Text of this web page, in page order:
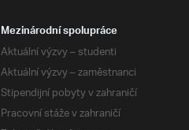
Mezinárodní spolupráce
Aktuální výzvy – studenti
Aktuální výzvy – zaměstnanci
Stipendijní pobyty v zahraničí
Pracovní stáže v zahraničí